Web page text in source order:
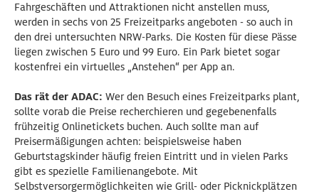
Fahrgeschäften und Attraktionen nicht anstellen muss,
werden in sechs von 25 Freizeitparks angeboten - so auch in
den drei untersuchten NRW-Parks. Die Kosten für diese Pässe
liegen zwischen 5 Euro und 99 Euro. Ein Park bietet sogar
kostenfrei ein virtuelles „Anstehen“ per App an.
Das rät der ADAC: Wer den Besuch eines Freizeitparks plant,
sollte vorab die Preise recherchieren und gegebenenfalls
frühzeitig Onlinetickets buchen. Auch sollte man auf
Preisermäßigungen achten: beispielsweise haben
Geburtstagskinder häufig freien Eintritt und in vielen Parks
gibt es spezielle Familienangebote. Mit
Selbstversorgermöglichkeiten wie Grill- oder Picknickplätzen